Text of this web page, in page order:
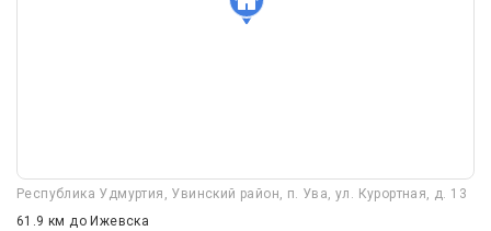
Республика Удмуртия, Увинский район, п. Ува, ул. Курортная, д. 13
61.9 кмдо Ижевска